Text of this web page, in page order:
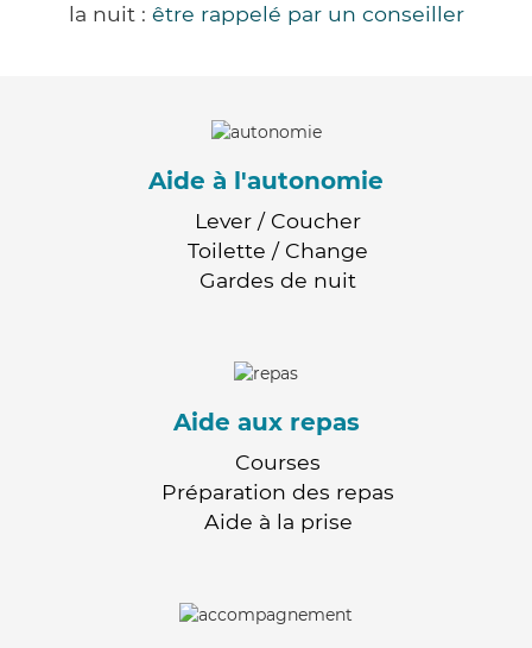
la nuit : être rappelé par un conseiller
Aide à l'autonomie
Lever / Coucher
Toilette / Change
Gardes de nuit
Aide aux repas
Courses
Préparation des repas
Aide à la prise